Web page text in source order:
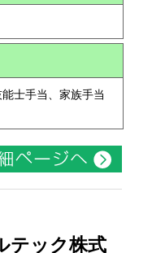
士手当、家族手当
テック株式